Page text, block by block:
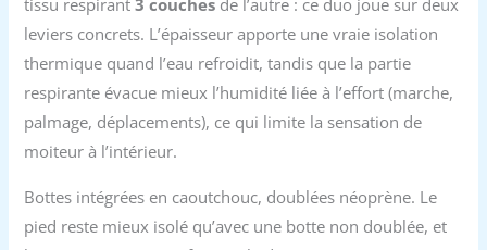
tissu respirant3 couches de l’autre : ce duo joue sur deux
leviers concrets. L’épaisseur apporte une vraie isolation
thermique quand l’eau refroidit, tandis que la partie
respirante évacue mieux l’humidité liée à l’effort (marche,
palmage, déplacements), ce qui limite la sensation de
moiteur à l’intérieur.
Bottes intégrées en caoutchouc, doublées néoprène. Le
pied reste mieux isolé qu’avec une botte non doublée, et